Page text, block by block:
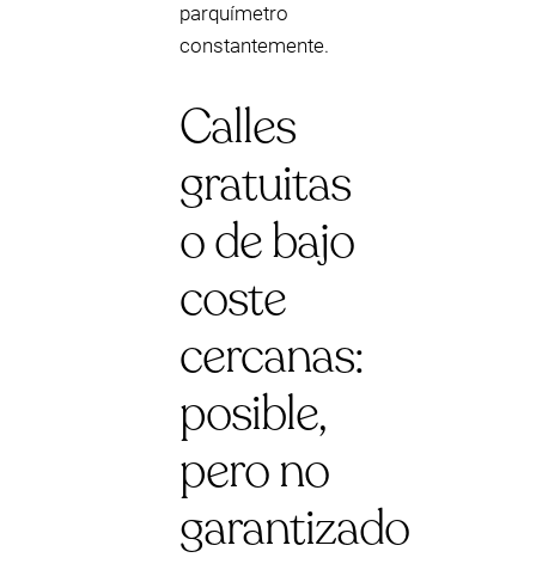
parquímetro
constantemente.
Calles
gratuitas
o de bajo
coste
cercanas:
posible,
pero no
garantizado